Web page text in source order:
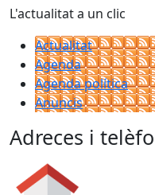
L'actualitat a un clic
Actualitat
Agenda
Agenda política
Anuncis
Adreces i